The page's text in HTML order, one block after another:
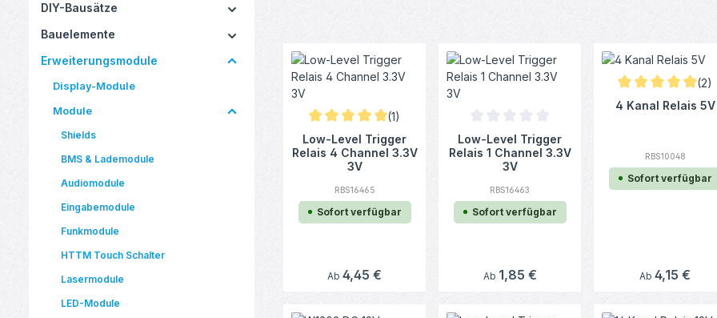
DIY-Bausätze
Bauelemente
Erweiterungsmodule
Display-Module
Module
Shields
BMS & Lademodule
Audiomodule
Eingabemodule
Funkmodule
HTTM Touch Schalter
Lasermodule
LED-Module
Durchschnittliche Bewertung von 5 von 5 Sternen
(1)
Low-Level Trigger
Relais 4 Channel 3.3V
3V
RBS16465
Sofort verfügbar
Regulärer Preis:
Ab 4,45 €
Durchschnittliche Bewertung von 0 von 5
Low-Level Trigger
Relais 1 Channel 3.3V
3V
RBS16463
Sofort verfügbar
Regulärer Preis:
Ab 1,85 €
Durchschnittliche
(2)
4 Kanal Relais 5V
RBS10048
Sofort verfügbar
Regulärer Preis:
Ab 4,15 €